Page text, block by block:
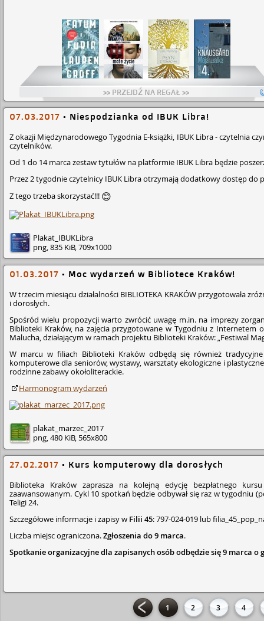
Brak pozycji
>> PRZEJDŹ NA REGAŁ >>
07.03.2017 • Niespodzianka od IBUK Libra!
Z okazji Międ­zyna­rodo­wego­ Tygodnia E-książki, IBUK Libra - czytelnia
czytelników.
Od 1 do 14 marca zestaw tytułów na platformie IBUK Libra będzie
Przez 2 tygodnie czytelnicy IBUK Libra otrzymają dodatkowy dostęp do
Z tego trzeba skorzystać!!! 😊
Plakat_IBUKLibra
png, 835 KiB, 709x1000
01.03.2017 • Moc wydarzeń w Bibliotece Kraków!
W trzecim miesiącu działalności BIBLIOTEKA KRAKÓW przygotowała
i dorosłych.
Spośród wielu propozycji warto zwrócić uwagę m.in. na imprezy
Biblioteki Kraków, na zajęcia przygotowane w Tygodniu z Internetem
Malucha, działającym w ramach projektu Biblioteki Kraków: „Festiwal
W marcu w filiach Biblioteki Kraków odbędą się również
komputerowe dla seniorów, wystawy, warsztaty ekologiczne i
rodzinne zabawy okołoliterackie.
Harmonogram wydarzeń
plakat_marzec_2017
png, 480 KiB, 565x800
27.02.2017 • Kurs komputerowy dla dorosłych
Biblioteka Kraków zaprasza na kolejną edycję bezpłatnego
zaawansowanym. Cykl 10 spotkań będzie odbywał się raz w tygodniu
Teligi 24.
Szczegółowe informacje i zapisy w Filii 45: 797-024-019 lub
Liczba miejsc ograniczona.Zgłoszenia do 9 marca.
Spotkanie organizacyjne dla zapisanych osób odbędzie się 9 marca o
1 2 3 4